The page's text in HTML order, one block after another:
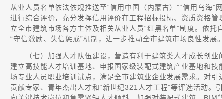
从业人员名单依法依规推送至“信用中国（内蒙古）”“信用乌海
进行综合评价，充分发挥信用评价在工程招标投标、资质资格
立全市建筑市场各方主体及相关从业人员“红黑名单”制度。依
“守信激励、失信惩戒”机制，进一步推动全市建筑市场良性发展
（七）加强人才队伍建设，营造有利于建筑类人才成长创业
建立高技能人才培训基地、申报国家级装配式建筑产业基地和
场专业人员职业培训试点，满足全市建筑业企业发展需求。对
贡献专家、青年杰出人才和“新世纪321人才工程”等评选活动。